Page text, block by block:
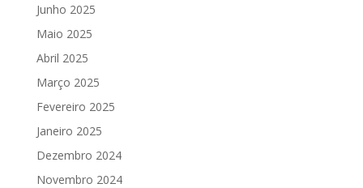
Junho 2025
Maio 2025
Abril 2025
Março 2025
Fevereiro 2025
Janeiro 2025
Dezembro 2024
Novembro 2024